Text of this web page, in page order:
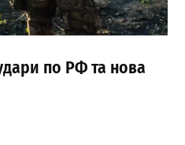
по РФ та нова